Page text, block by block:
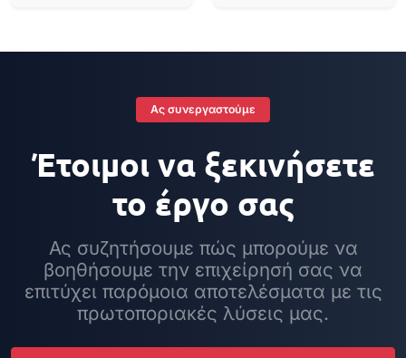
Ας συνεργαστούμε
Έτοιμοι να ξεκινήσετε
το έργο σας
Ας συζητήσουμε πώς μπορούμε να
βοηθήσουμε την επιχείρησή σας να
επιτύχει παρόμοια αποτελέσματα με τις
πρωτοποριακές λύσεις μας.